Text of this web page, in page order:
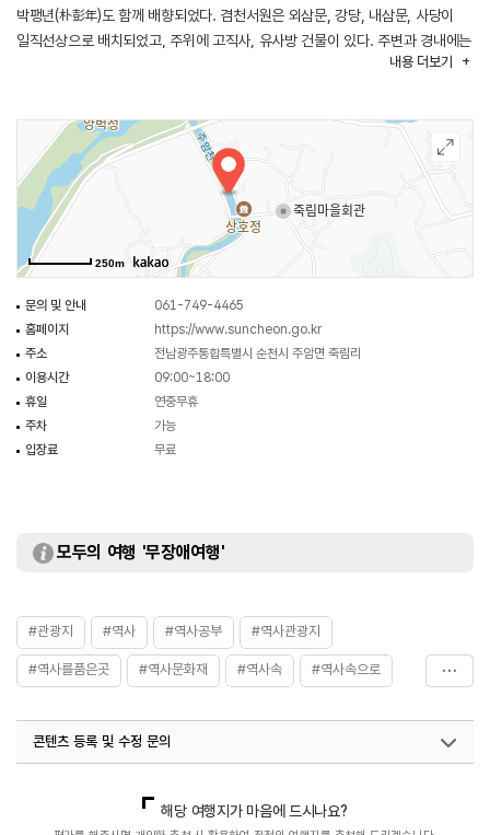
박팽년(朴彭年)도 함께 배향되었다. 겸천서원은 외삼문, 강당, 내삼문, 사당이
일직선상으로 배치되었고, 주위에 고직사, 유사방 건물이 있다. 주변과 경내에는
영모재, 조유의 효자정려비각, 조숭문과 조철산의 충신정려각, 입구의 문
모선헌성비 ‘병오’ 등이 있다.
내용 더보기
250m
문의 및 안내
061-749-4465
홈페이지
https://www.suncheon.go.kr
주소
전남광주통합특별시 순천시 주암면 죽림리
이용시간
09:00~18:00
휴일
연중무휴
주차
가능
입장료
무료
모두의 여행 '무장애여행'
#관광지 #역사 #역사공부 #역사관광지
#역사를품은곳 #역사문화재 #역사속 #역사속으로
#역사이야기 #역사탐험
콘텐츠 등록 및 수정 문의
해당 여행지가 마음에 드시나요?